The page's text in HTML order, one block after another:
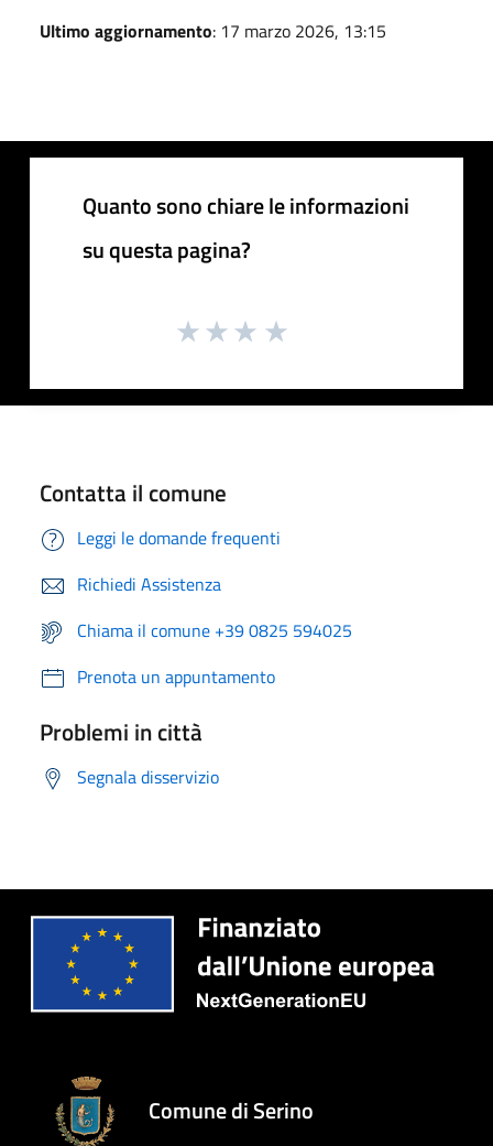
Ultimo aggiornamento: 17 marzo 2026, 13:15
Quanto sono chiare le informazioni
su questa pagina?
Contatta il comune
Leggi le domande frequenti
Richiedi Assistenza
Chiama il comune +39 0825 594025
Prenota un appuntamento
Problemi in città
Segnala disservizio
Comune di Serino